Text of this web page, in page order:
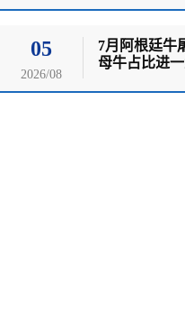
05
2026/08
7月阿根廷牛
母牛占比进